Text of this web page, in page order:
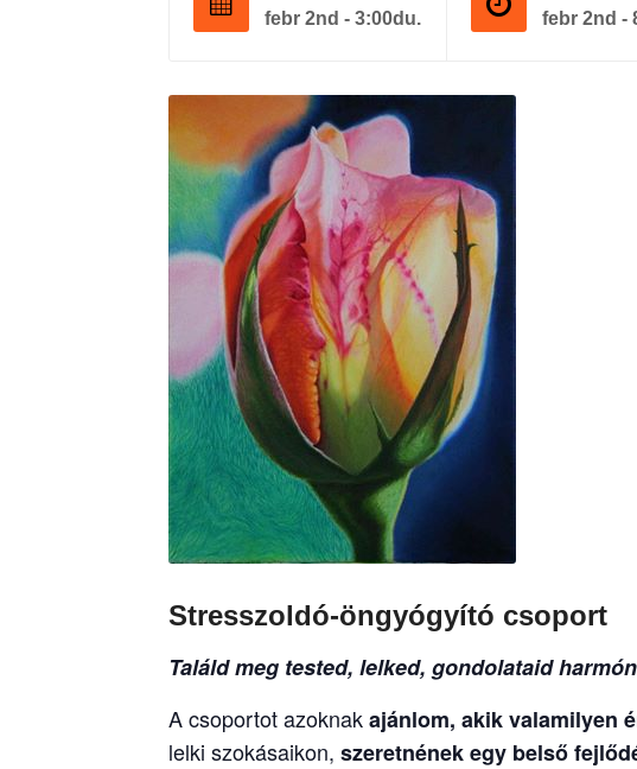
febr 2nd - 3:00du. febr 2nd -
Stresszoldó-öngyógyító csoport
Találd meg tested, lelked, gondolataid
A csoportot azoknakajánlom, akik valamilyen
lelki szokásaikon, szeretnének egy belső